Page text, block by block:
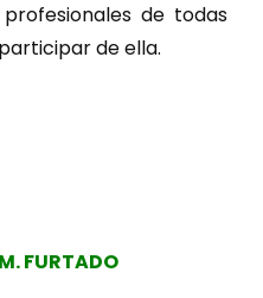
de todas
de ella.
FURTADO